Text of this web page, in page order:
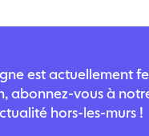
est actuellement
abonnez-vous à
hors-les-murs !